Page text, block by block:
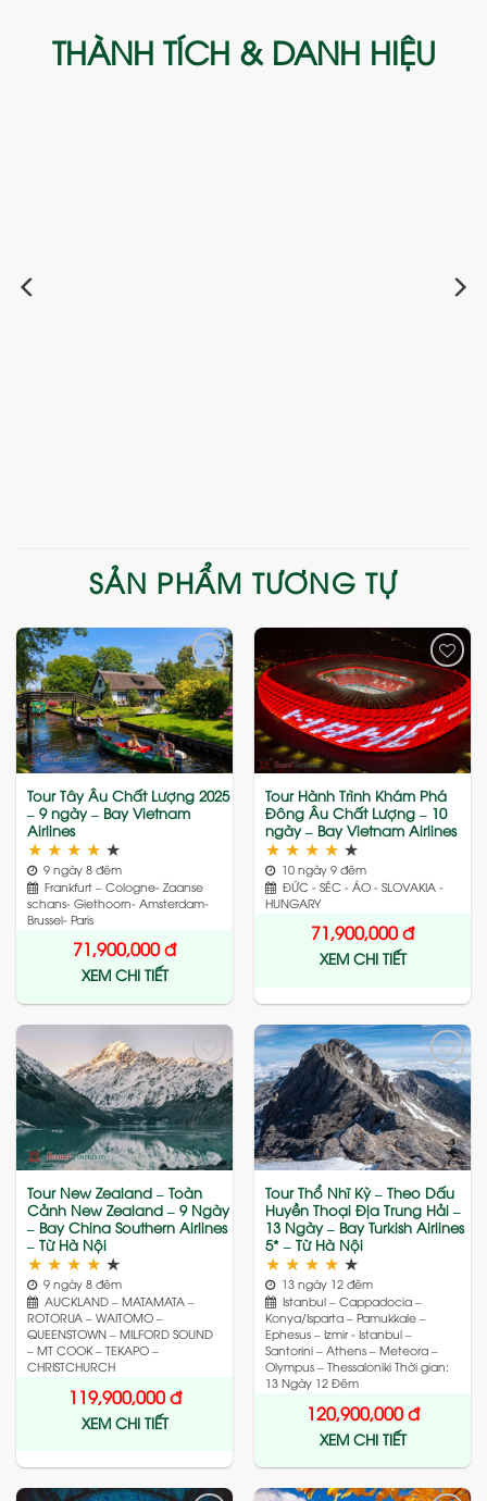
THÀNH TÍCH & DANH HIỆU
SẢN PHẨM TƯƠNG TỰ
Add
to
wishlist
Tour Tây Âu Chất Lượng 2025
– 9 ngày – Bay Vietnam
Airlines
★ ★ ★ ★ ★
9 ngày 8 đêm
Frankfurt – Cologne- Zaanse
schans- Giethoorn- Amsterdam-
Brussel- Paris
71,900,000đ
XEM CHI TIẾT
Add
to
wishlist
Tour Hành Trình Khám Phá
Đông Âu Chất Lượng – 10
ngày – Bay Vietnam Airlines
★ ★ ★ ★ ★
10 ngày 9 đêm
ĐỨC - SÉC - ÁO - SLOVAKIA -
HUNGARY
71,900,000đ
XEM CHI TIẾT
Add
to
wishlist
Tour New Zealand – Toàn
Cảnh New Zealand – 9 Ngày
– Bay China Southern Airlines
– Từ Hà Nội
★ ★ ★ ★ ★
9 ngày 8 đêm
AUCKLAND – MATAMATA –
ROTORUA – WAITOMO –
QUEENSTOWN – MILFORD SOUND
– MT COOK – TEKAPO –
CHRISTCHURCH
119,900,000đ
XEM CHI TIẾT
Add
to
wishlist
Tour Thổ Nhĩ Kỳ – Theo Dấu
Huyền Thoại Địa Trung Hải –
13 Ngày – Bay Turkish Airlines
5* – Từ Hà Nội
★ ★ ★ ★ ★
13 ngày 12 đêm
Istanbul – Cappadocia –
Konya/Isparta – Pamukkale –
Ephesus – Izmir - Istanbul –
Santorini – Athens – Meteora –
Olympus – Thessaloniki Thời gian:
13 Ngày 12 Đêm
120,900,000đ
XEM CHI TIẾT